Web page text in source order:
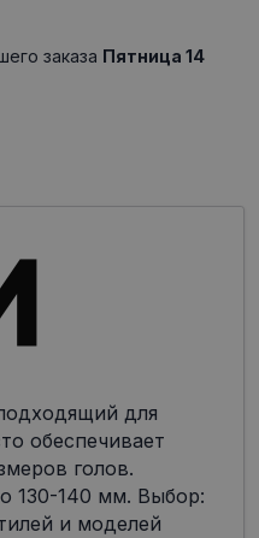
заказа Пятница 14
для
обеспечивает
голов.
130-140 мм. Выбор:
и моделей